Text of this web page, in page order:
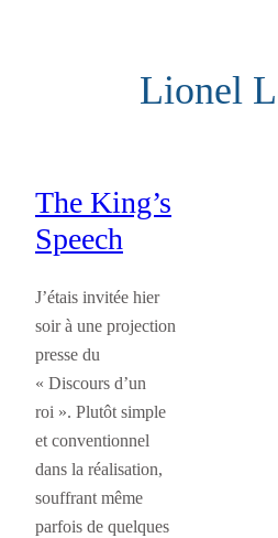
Lionel
The King’s
Speech
J’étais invitée hier
soir à une projection
presse du
« Discours d’un
roi ». Plutôt simple
et conventionnel
dans la réalisation,
souffrant même
parfois de quelques